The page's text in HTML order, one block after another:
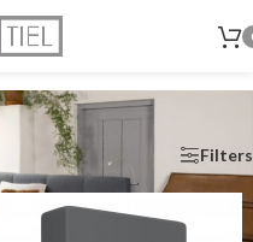
Pagina 2 Filters